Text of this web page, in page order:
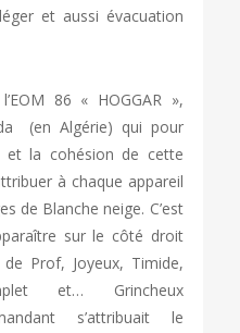
et aussi évacuation
86 « HOGGAR »,
(en Algérie) qui pour
et la cohésion de cette
à chaque appareil
de Blanche neige. C’est
sur le côté droit
Prof, Joyeux, Timide,
et… Grincheux
s’attribuait le